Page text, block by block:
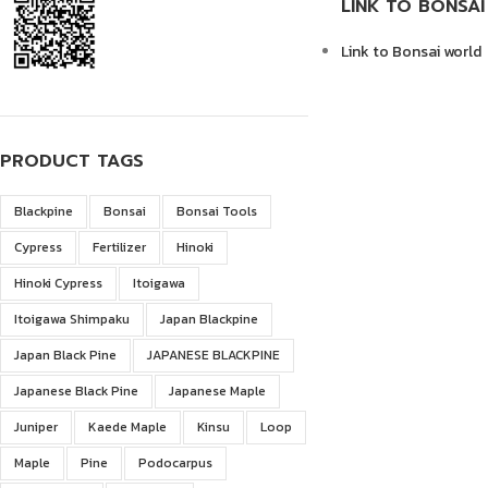
PRODUCT TAGS
Blackpine Bonsai
Bonsai Tools
Cypress
Fertilizer
Hinoki
Hinoki Cypress
Itoigawa
Itoigawa Shimpaku
Japan Blackpine
Japan Black Pine
JAPANESE BLACKPINE
Japanese Black Pine
Japanese Maple
Juniper
Kaede Maple Kinsu
Loop
Maple
Pine Podocarpus
LINK TO
Link to Bonsai world